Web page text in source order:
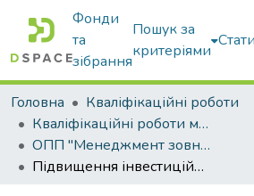
Фонди
та
зібрання
Пошук за
критеріями
Головна
Кваліфікаційні роботи
Кваліфікаційні роботи магістрів
ОПП "Менеджмент зовнішньоекономічної діяльності"
Підвищення інвестиційної привабливості підприємства в умовах здійснення зовнішньоекономічної діяльності